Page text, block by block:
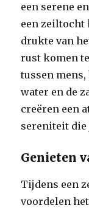
een serene
een zeiltocht
drukte van
rust komen
tussen mens,
water en de
creëren een
sereniteit die
Genieten
Tijdens een
voordelen